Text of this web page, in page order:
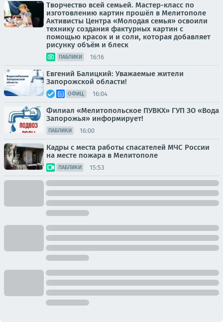
Творчество всей семьей. Мастер-класс по
изготовлению картин прошёл в Мелитополе
Активисты Центра «Молодая семья» освоили
технику создания фактурных картин с
помощью красок и и соли, которая добавляет
рисунку объём и блеск
ПАБЛИКИ 16:16
Евгений Балицкий: Уважаемые жители
Запорожской области!
ОФИЦ. 16:04
Филиал «Мелитопольское ПУВКХ» ГУП ЗО «Вода
Запорожья» информирует!
ПАБЛИКИ 16:00
Кадры с места работы спасателей МЧС России
на месте пожара в Мелитополе
ПАБЛИКИ 15:53